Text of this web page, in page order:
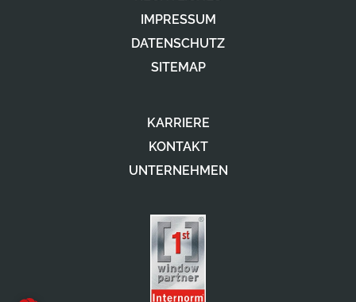
IMPRESSUM
DATENSCHUTZ
SITEMAP
KARRIERE
KONTAKT
UNTERNEHMEN